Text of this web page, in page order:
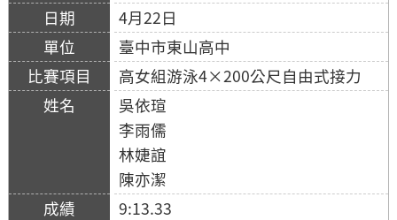
4月22日
臺中市東山高中
高女組游泳4×200公尺自由式接力
吳依瑄
李雨儒
林婕誼
陳亦潔
9:13.33